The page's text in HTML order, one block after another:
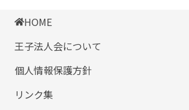
HOME
王子法人会について
個人情報保護方針
リンク集